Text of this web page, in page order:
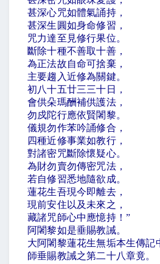
甚深心咒如體氣誦持，
甚深生圓如身命修習，
咒力達至見修行果位。
斷除十種不善取十善，
為正法故自命可捨棄，
主要趨入近修為關鍵。
初八十五廿三三十日，
會供朵瑪酬補供護法，
勿戍陀行應依賢闍黎。
儀規勿作苯吟誦修合，
四種近修事業如教行，
對諸密咒斷除懷疑心。
為財勿賣勿傳密咒法，
若自修習悉地隨欲成。
蓮花生吾現今即離去，
現前安住以及未來之，
藏諸咒師心中應憶持！ ”
阿闍黎如是垂賜教誡。
大阿闍黎蓮花生無垢本生傳記
師垂賜教誡之第二十八章竟。